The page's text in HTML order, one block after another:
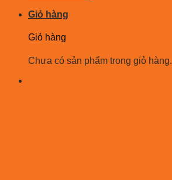
Giỏ hàng
Giỏ hàng
Chưa có sản phẩm trong giỏ hàng.